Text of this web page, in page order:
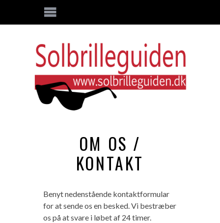
OM OS /
KONTAKT
Benyt nedenstående kontaktformular
for at sende os en besked. Vi bestræber
os på at svare i løbet af 24 timer.